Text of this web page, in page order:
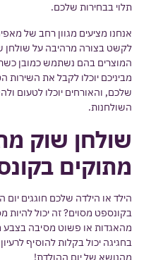
תלוי בבחירות שלכם.
אנחנו מציעים מגוון רחב של
לקשט בצורה מרהיבה על שולחן
המוצרים בהם נשתמש כמובן
מביניכם יוכלו לקבל את
שלכם, והאורחים יוכלו לטעום
השולחנות.
שולחן שוק
מתוקים
הילד או הילדה שלכם חוגגים יום
בקונספט מסוים? זה יכול להיות
מהאגדות או פשוט מסיבה בצבע
בחגיגה יכול בקלות להוסיף
מהנושא של יום ההולדת!